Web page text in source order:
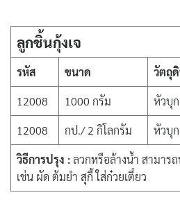
ลูกชิ้นกุ้งเจ
รหัส ขนาด วัตถุ
12008
1000 กรัม หัวบุก
12008
กป./ 2 กิโลกรัม หัวบุก
วิธีการปรุง :ลวกหรือล้างน้ำ สามาร
เช่น ผัด ต้มยำ สุกี้ ใส่ก๋วยเตี๋ยว